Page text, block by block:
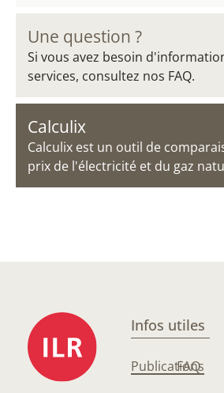
Une question ?
Si vous avez besoin
services, consultez nos FAQ.
Calculix
Calculix est un outil de
prix de l'électricité et du gaz
Infos utiles
Publications
FAQ